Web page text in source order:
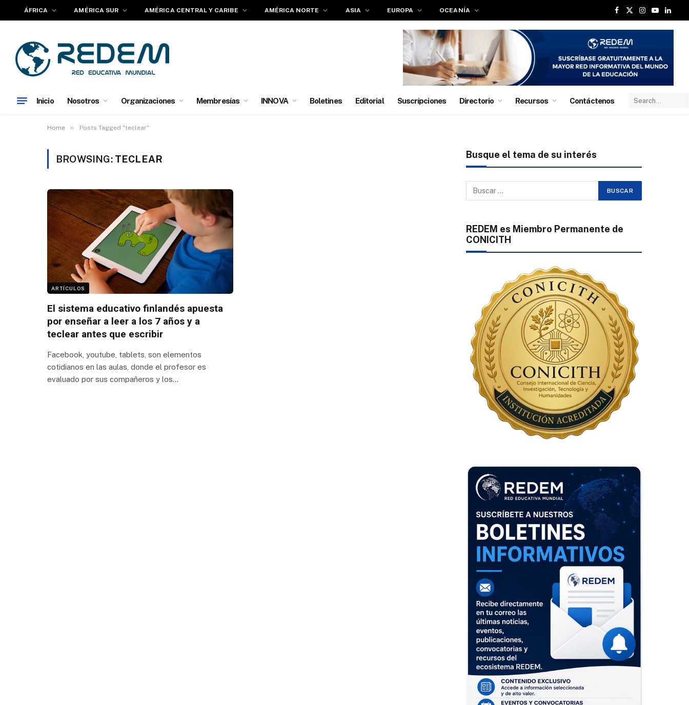
ÁFRICA AMÉRICA SUR AMÉRICA CENTRAL Y CARIBE AMÉRICA NORTE ASIA EUROPA OCEANÍA
Facebook
X
Instagram
YouTube
Inicio Nosotros Organizaciones Membresías INNOVA Boletines Editorial Suscrípciones Directorio Recursos Contáctenos
Home » Posts Tagged "teclear"
BROWSING: TECLEAR
ARTÍCULOS
El sistema educativo finlandés apuesta
por enseñar a leer a los 7 años y a
teclear antes que escribir
Facebook, youtube, tablets, son elementos
cotidianos en las aulas, donde el profesor es
evaluado por sus compañeros y los…
Busque el tema de su interés
REDEM es Miembro Permanente de
CONICITH